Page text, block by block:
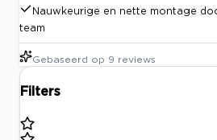
Nauwkeurige en nette montage
team
Gebaseerd op 9 reviews
Filters